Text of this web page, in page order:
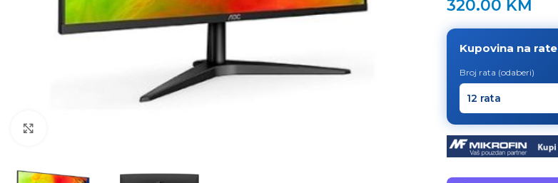
320.00 KM
Kupovina na rate
Broj rata (odaberi)